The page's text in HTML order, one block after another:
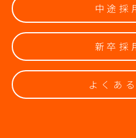
中途採
新卒採
よくあ